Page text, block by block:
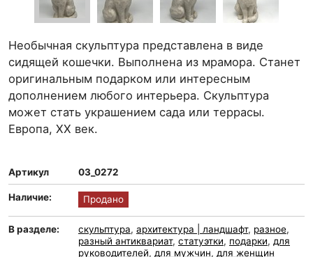
Необычная скульптура представлена в виде
сидящей кошечки. Выполнена из мрамора. Станет
оригинальным подарком или интересным
дополнением любого интерьера. Скульптура
может стать украшением сада или террасы.
Европа, XX век.
Артикул 03_0272
Наличие: Продано
В разделе: скульптура, архитектура | ландшафт, разное,
разный антиквариат, статуэтки, подарки, для
руководителей, для мужчин, для женщин